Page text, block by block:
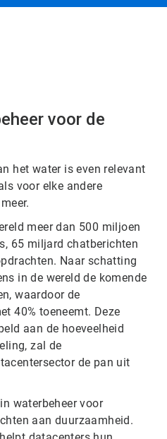
voor de
het water is even relevant
voor elke andere
meer dan 500 miljoen
65 miljard chatberichten
Naar schatting
in de wereld de komende
waardoor de
40% toeneemt. Deze
aan de hoeveelheid
zal de
de pan uit
waterbeheer voor
aan duurzaamheid.